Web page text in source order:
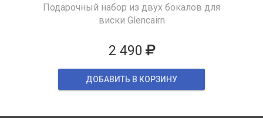
Подарочный набор из двух бокалов для
виски Glencairn
2 490
ДОБАВИТЬ В КОРЗИНУ